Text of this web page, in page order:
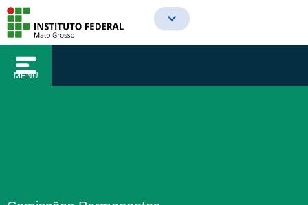
conteúdo
para
conteúdo
MENU